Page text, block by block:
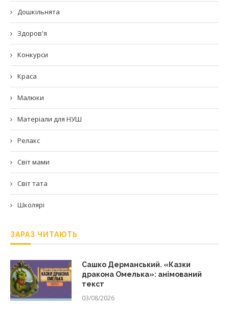
Дошкільнята
Здоров'я
Конкурси
Краса
Малюки
Матеріали для НУШ
Релакс
Світ мами
Світ тата
Школярі
ЗАРАЗ ЧИТАЮТЬ
Сашко Дерманський. «Казки
дракона Омелька»: анімований
текст
03/08/2026